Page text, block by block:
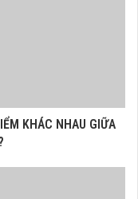
KHÁC NHAU GIỮA